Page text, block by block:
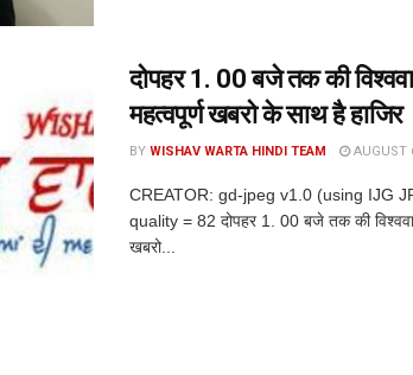
दोपहर 1. 00 बजे तक की
महत्वपूर्ण खबरो के साथ है हाजिर
BY WISHAV WARTA HINDI TEAM AUGUST
CREATOR: gd-jpeg v1.0 (using IJG
quality = 82 दोपहर 1. 00 बजे तक की
खबरो...